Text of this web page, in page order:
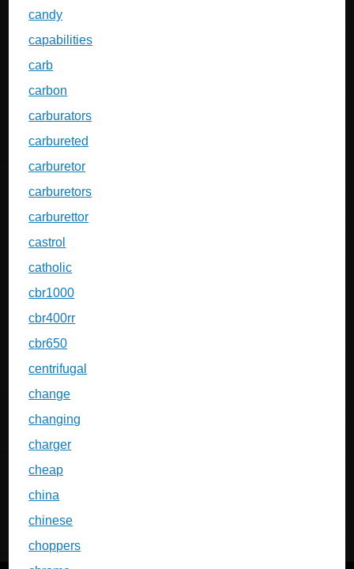
candy
capabilities
carb
carbon
carburators
carbureted
carburetor
carburetors
carburettor
castrol
catholic
cbr1000
cbr400rr
cbr650
centrifugal
change
changing
charger
cheap
china
chinese
choppers